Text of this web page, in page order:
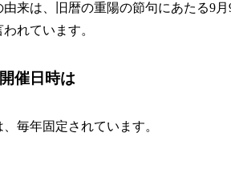
由来は、旧暦の重陽の節句にあたる9
れています。
催日時は
毎年固定されています。